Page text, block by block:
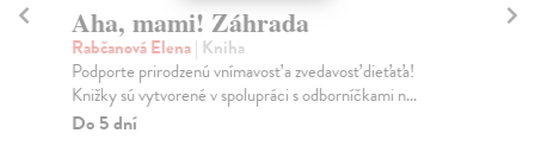
Aha, mami! Záhrada
Rabčanová Elena| Kniha
Podporte prirodzenú vnímavosť a zvedavosť dieťaťa!
Knižky sú vytvorené v spolupráci s odborníčkami n...
Do 5 dní